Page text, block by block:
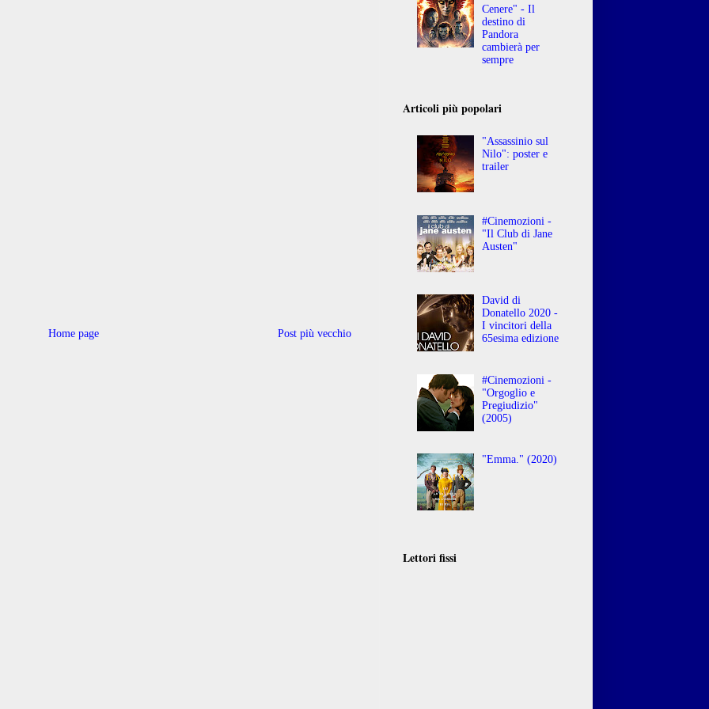
Post più vecchio
Home page
Cenere" - Il
destino di
Pandora
cambierà per
sempre
Articoli più popolari
"Assassinio sul
Nilo": poster e
trailer
#Cinemozioni -
"Il Club di Jane
Austen"
David di
Donatello 2020 -
I vincitori della
65esima edizione
#Cinemozioni -
"Orgoglio e
Pregiudizio"
(2005)
"Emma." (2020)
Lettori fissi